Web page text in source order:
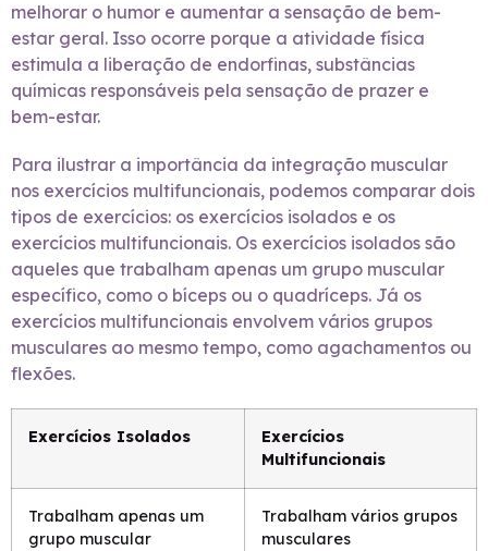
melhorar o humor e aumentar a sensação de bem-
estar geral. Isso ocorre porque a atividade física
estimula a liberação de endorfinas, substâncias
químicas responsáveis pela sensação de prazer e
bem-estar.
Para ilustrar a importância da integração muscular
nos exercícios multifuncionais, podemos comparar dois
tipos de exercícios: os exercícios isolados e os
exercícios multifuncionais. Os exercícios isolados são
aqueles que trabalham apenas um grupo muscular
específico, como o bíceps ou o quadríceps. Já os
exercícios multifuncionais envolvem vários grupos
musculares ao mesmo tempo, como agachamentos ou
flexões.
Exercícios Isolados
Exercícios
Multifuncionais
Trabalham apenas um
grupo muscular
Trabalham vários grupos
musculares